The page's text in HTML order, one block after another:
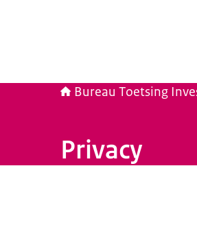
Bureau Toetsing
Privacy